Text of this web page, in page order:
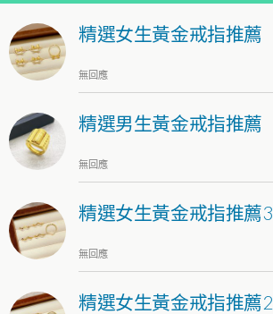
精選女生黃金戒指推薦
無回應
精選男生黃金戒指推薦
無回應
精選女生黃金戒指推薦3
無回應
精選女生黃金戒指推薦2